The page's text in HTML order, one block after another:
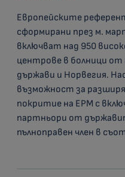
Европейските
сформирани през м.
включват над 950
центрове в болници от
държави и Норвегия.
възможност за
покритие на ЕРМ с
партньори от
пълноправен член в